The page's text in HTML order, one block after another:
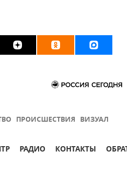
ПРОИСШЕСТВИЯ ВИЗУАЛ
РАДИО КОНТАКТЫ